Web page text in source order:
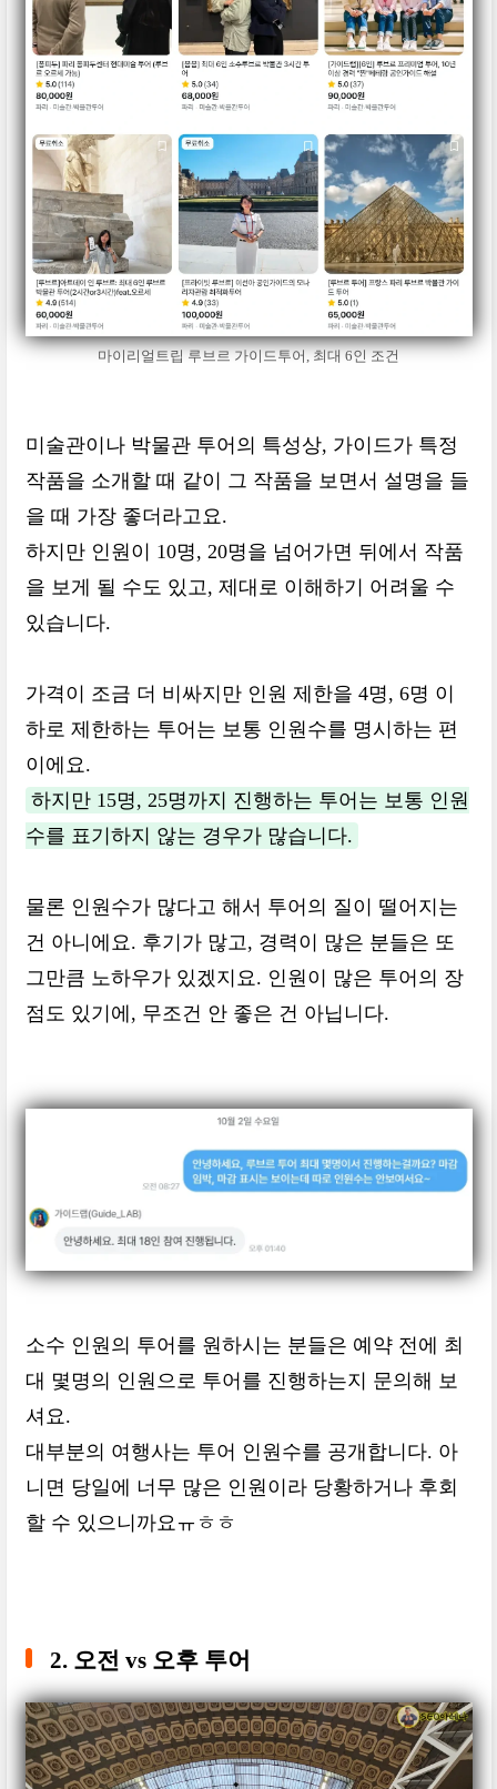
마이리얼트립 루브르 가이드투어, 최대 6인 조건
미술관이나 박물관 투어의 특성상, 가이드가 특정
작품을 소개할 때 같이 그 작품을 보면서 설명을 들
을 때 가장 좋더라고요.
하지만 인원이 10명, 20명을 넘어가면 뒤에서 작품
을 보게 될 수도 있고, 제대로 이해하기 어려울 수
있습니다.
가격이 조금 더 비싸지만 인원 제한을 4명, 6명 이
하로 제한하는 투어는 보통 인원수를 명시하는 편
이에요.
하지만 15명, 25명까지 진행하는 투어는 보통 인원
수를 표기하지 않는 경우가 많습니다.
물론 인원수가 많다고 해서 투어의 질이 떨어지는
건 아니에요. 후기가 많고, 경력이 많은 분들은 또
그만큼 노하우가 있겠지요. 인원이 많은 투어의 장
점도 있기에, 무조건 안 좋은 건 아닙니다.
소수 인원의 투어를 원하시는 분들은 예약 전에 최
대 몇명의 인원으로 투어를 진행하는지 문의해 보
셔요.
대부분의 여행사는 투어 인원수를 공개합니다. 아
니면 당일에 너무 많은 인원이라 당황하거나 후회
할 수 있으니까요ㅠㅎㅎ
2. 오전 vs 오후 투어